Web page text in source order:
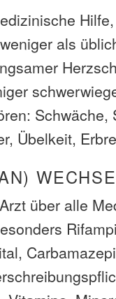
als
Übelkeit,
über alle